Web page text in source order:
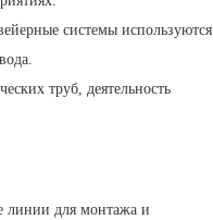
системы используются
труб, деятельность
линии для монтажа и